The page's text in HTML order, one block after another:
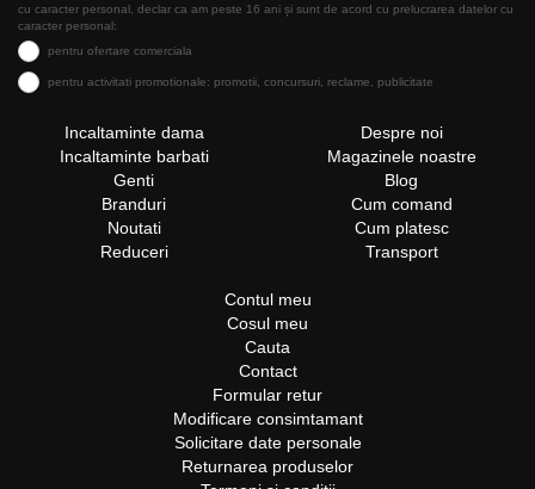
cu caracter personal, declar ca am peste 16 ani și sunt de acord cu prelucrarea datelor cu
caracter personal:
pentru ofertare comerciala
pentru activitati promotionale: promotii, concursuri, reclame, publicitate
Incaltaminte dama
Incaltaminte barbati
Genti
Branduri
Noutati
Reduceri
Despre noi
Magazinele noastre
Blog
Cum comand
Cum platesc
Transport
Contul meu
Cosul meu
Cauta
Contact
Formular retur
Modificare consimtamant
Solicitare date personale
Returnarea produselor